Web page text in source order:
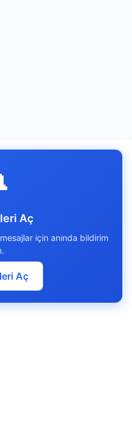
Aç
için anında bildirim
Aç